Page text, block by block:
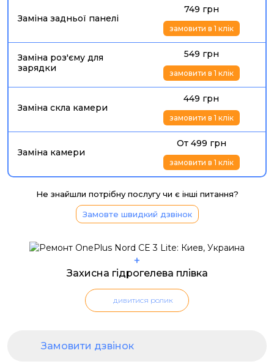
Заміна задньої панелі
749 грн
замовити в 1 клік
Заміна роз'єму для
зарядки
549 грн
замовити в 1 клік
Заміна скла камери
449 грн
замовити в 1 клік
Заміна камери
От 499 грн
замовити в 1 клік
Не знайшли потрібну послугу чи є інші питання?
Замовте швидкий дзвінок
+
Захисна гідрогелева плівка
дивитися ролик
Замовити дзвінок